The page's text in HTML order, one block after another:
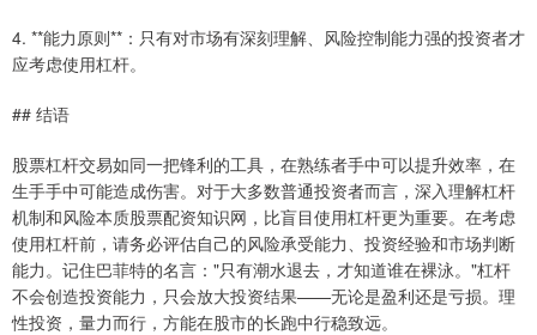
4. **能力原则**：只有对市场有深刻理解、风险控制能力强的投资者才
应考虑使用杠杆。
## 结语
股票杠杆交易如同一把锋利的工具，在熟练者手中可以提升效率，在
生手手中可能造成伤害。对于大多数普通投资者而言，深入理解杠杆
机制和风险本质股票配资知识网，比盲目使用杠杆更为重要。在考虑
使用杠杆前，请务必评估自己的风险承受能力、投资经验和市场判断
能力。记住巴菲特的名言："只有潮水退去，才知道谁在裸泳。"杠杆
不会创造投资能力，只会放大投资结果——无论是盈利还是亏损。理
性投资，量力而行，方能在股市的长跑中行稳致远。